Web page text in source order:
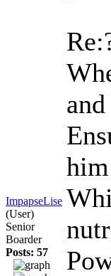
ImpapseLise
(User)
Senior
Boarder
Posts: 57